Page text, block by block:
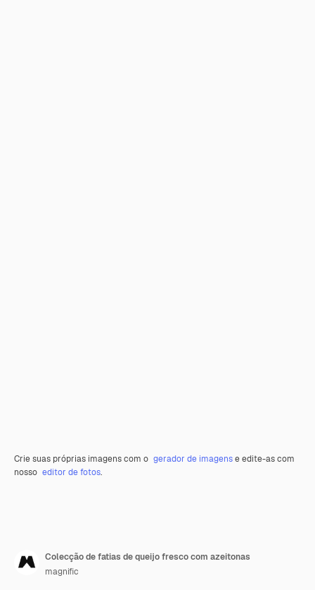
Crie suas próprias imagens com o gerador de imagense edite-as com
nosso editor de fotos.
Colecção de fatias de queijo fresco com azeitonas
magnific